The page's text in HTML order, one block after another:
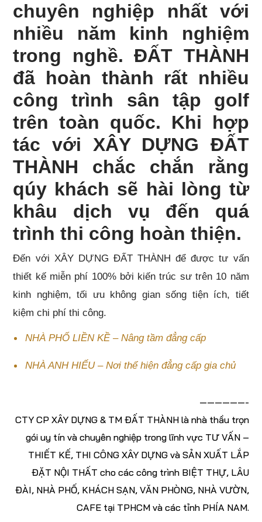
chuyên nghiệp nhất với
nhiều năm kinh nghiệm
trong nghề. ĐẤT THÀNH
đã hoàn thành rất nhiều
công trình sân tập golf
trên toàn quốc. Khi hợp
tác với XÂY DỰNG ĐẤT
THÀNH chắc chắn rằng
qúy khách sẽ hài lòng từ
khâu dịch vụ đến quá
trình thi công hoàn thiện.
Đến với XÂY DỰNG ĐẤT THÀNH để được tư vấn
thiết kế miễn phí 100% bởi kiến trúc sư trên 10 năm
kinh nghiệm, tối ưu không gian sống tiện ích, tiết
kiệm chi phí thi công.
NHÀ PHỐ LIỀN KỀ – Nâng tầm đẳng cấp
NHÀ ANH HIẾU – Nơi thể hiện đẳng cấp gia chủ
——————-
CTY CP XÂY DỰNG & TM ĐẤT THÀNH là nhà thầu trọn
gói uy tín và chuyên nghiệp trong lĩnh vực TƯ VẤN –
THIẾT KẾ, THI CÔNG XÂY DỰNG và SẢN XUẤT LẮP
ĐẶT NỘI THẤT cho các công trình BIỆT THỰ, LÂU
ĐÀI, NHÀ PHỐ, KHÁCH SẠN, VĂN PHÒNG, NHÀ VƯỜN,
CAFE tại TPHCM và các tỉnh PHÍA NAM.